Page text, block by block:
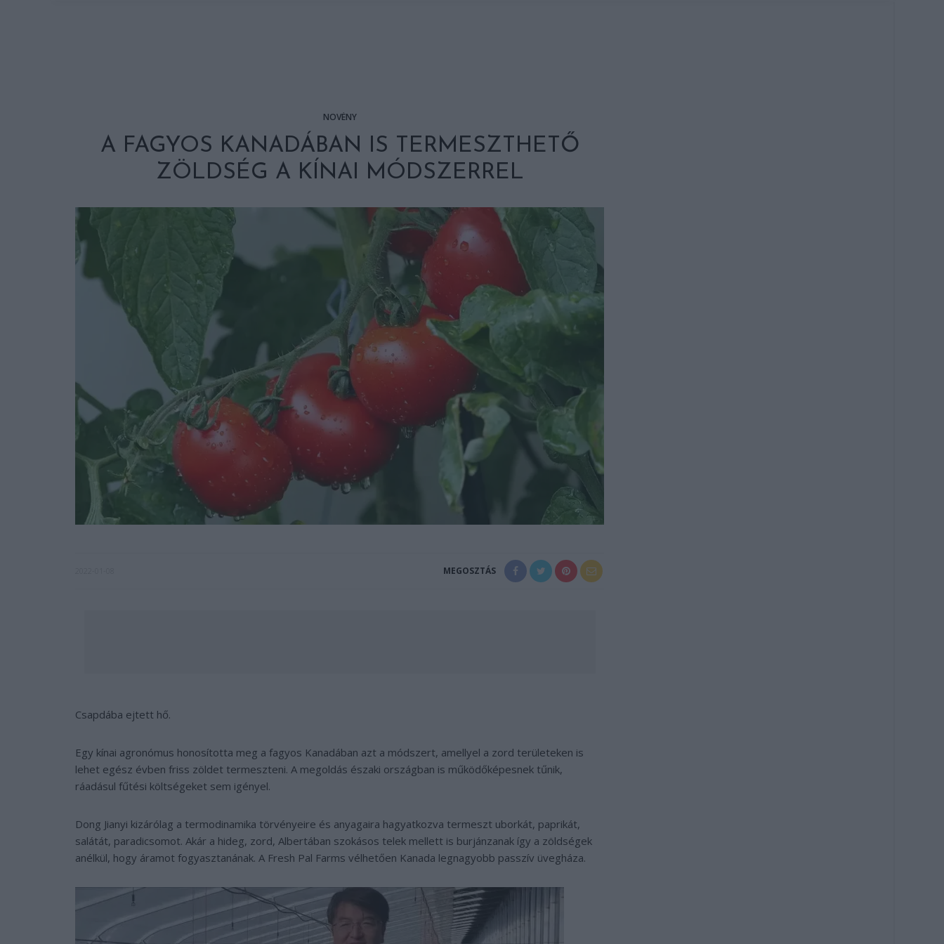
NÖVÉNY
A FAGYOS KANADÁBAN IS TERMESZTHETŐ
ZÖLDSÉG A KÍNAI MÓDSZERREL
MEGOSZTÁS
Csapdába ejtett hő.
Egy kínai agronómus honosította meg a fagyos Kanadában azt a módszert, amellyel a zord területeken is
lehet egész évben friss zöldet termeszteni. A megoldás északi országban is működőképesnek tűnik,
ráadásul fűtési költségeket sem igényel.
Dong Jianyi kizárólag a termodinamika törvényeire és anyagaira hagyatkozva termeszt uborkát, paprikát,
salátát, paradicsomot. Akár a hideg, zord, Albertában szokásos telek mellett is burjánzanak így a zöldségek
anélkül, hogy áramot fogyasztanának. A Fresh Pal Farms vélhetően Kanada legnagyobb passzív üvegháza.